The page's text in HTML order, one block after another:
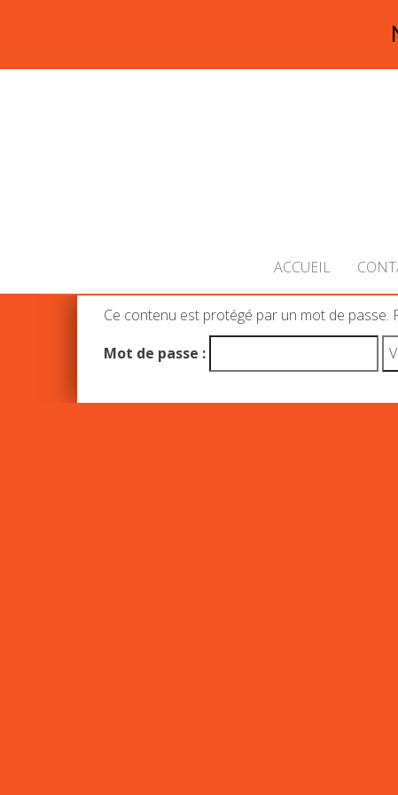
ACCUEIL
Ce contenu est protégé par un mot de passe.
Mot de passe :